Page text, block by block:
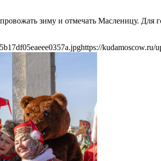
зиму и отмечать Масленицу. Для
https://kudamoscow.ru/